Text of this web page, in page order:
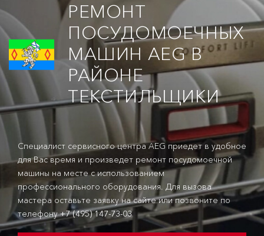
РЕМОНТ
ПОСУДОМОЕЧНЫХ
МАШИН AEG В
РАЙОНЕ
ТЕКСТИЛЬЩИКИ
Специалист сервисного центра AEG приедет в удобное
для Вас время и произведет ремонт посудомоечной
машины на месте с использованием
профессионального оборудования. Для вызова
мастера оставьте заявку на сайте или позвоните по
телефону+7 (495) 147-73-03